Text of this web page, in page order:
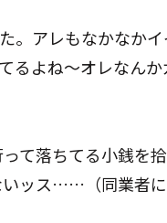
。アレもなかなか
るよね～オレなん
て落ちてる小銭を
ッス……（同業者に